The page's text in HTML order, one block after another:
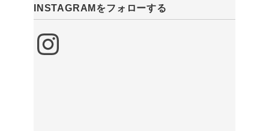
INSTAGRAMをフォローする
Instagram